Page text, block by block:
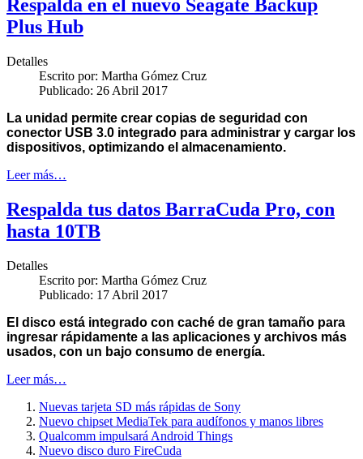
Respalda en el nuevo Seagate Backup
Plus Hub
Detalles
Escrito por: Martha Gómez Cruz
Publicado: 26 Abril 2017
La unidad permite crear copias de seguridad con
conector USB 3.0 integrado para administrar y cargar los
dispositivos, optimizando el almacenamiento.
Leer más…
Respalda tus datos BarraCuda Pro, con
hasta 10TB
Detalles
Escrito por: Martha Gómez Cruz
Publicado: 17 Abril 2017
El disco está integrado con caché de gran tamaño para
ingresar rápidamente a las aplicaciones y archivos más
usados, con un bajo consumo de energía.
Leer más…
Nuevas tarjeta SD más rápidas de Sony
Nuevo chipset MediaTek para audífonos y manos libres
Qualcomm impulsará Android Things
Nuevo disco duro FireCuda